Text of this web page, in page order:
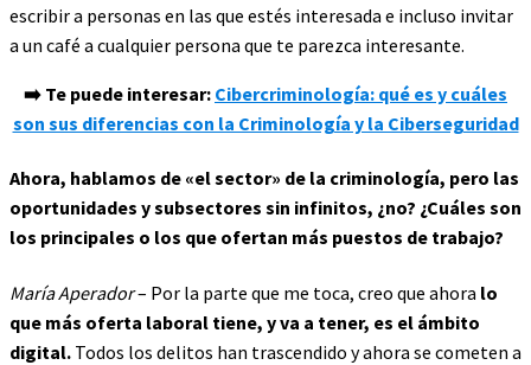
escribir a personas en las que estés interesada e incluso invitar
a un café a cualquier persona que te parezca interesante.
➡️ Te puede interesar: Cibercriminología: qué es y cuáles
son sus diferencias con la Criminología y la Ciberseguridad
Ahora, hablamos de «el sector» de la criminología, pero las
oportunidades y subsectores sin infinitos, ¿no? ¿Cuáles son
los principales o los que ofertan más puestos de trabajo?
María Aperador– Por la parte que me toca, creo que ahora lo
que más oferta laboral tiene, y va a tener, es el ámbito
digital. Todos los delitos han trascendido y ahora se cometen a